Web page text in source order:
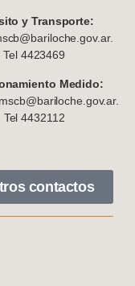
y Transporte:
Tel 4423469
Medido:
Tel 4432112
contactos